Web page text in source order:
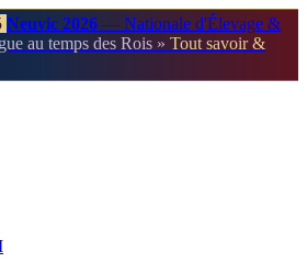
Neuvic 2026 — Nationale d'Élevage &
au temps des Rois » Tout savoir &